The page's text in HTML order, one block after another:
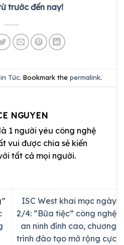
trước đến nay!
Tức. Bookmark thepermalink.
NGUYEN
1 người yêu công nghệ
vui được chia sẻ kiến
tất cả mọi người.
ISC West khai mạc ngày
2/4: “Bữa tiệc” công nghệ
an ninh đỉnh cao, chương
trình đào tạo mở rộng cực